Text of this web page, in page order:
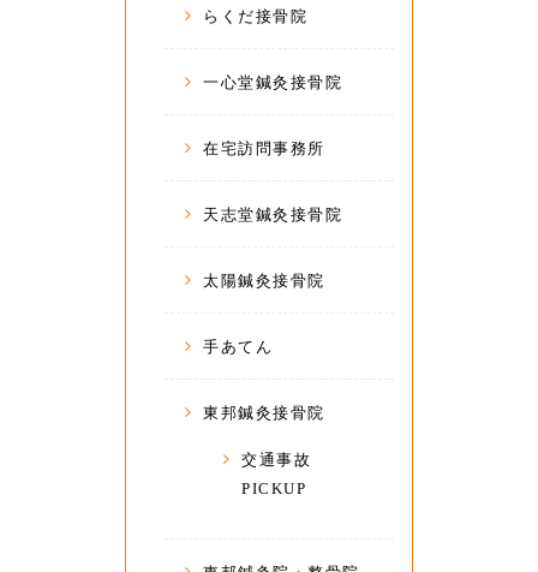
らくだ接骨院
一心堂鍼灸接骨院
在宅訪問事務所
天志堂鍼灸接骨院
太陽鍼灸接骨院
手あてん
東邦鍼灸接骨院
交通事故
PICKUP